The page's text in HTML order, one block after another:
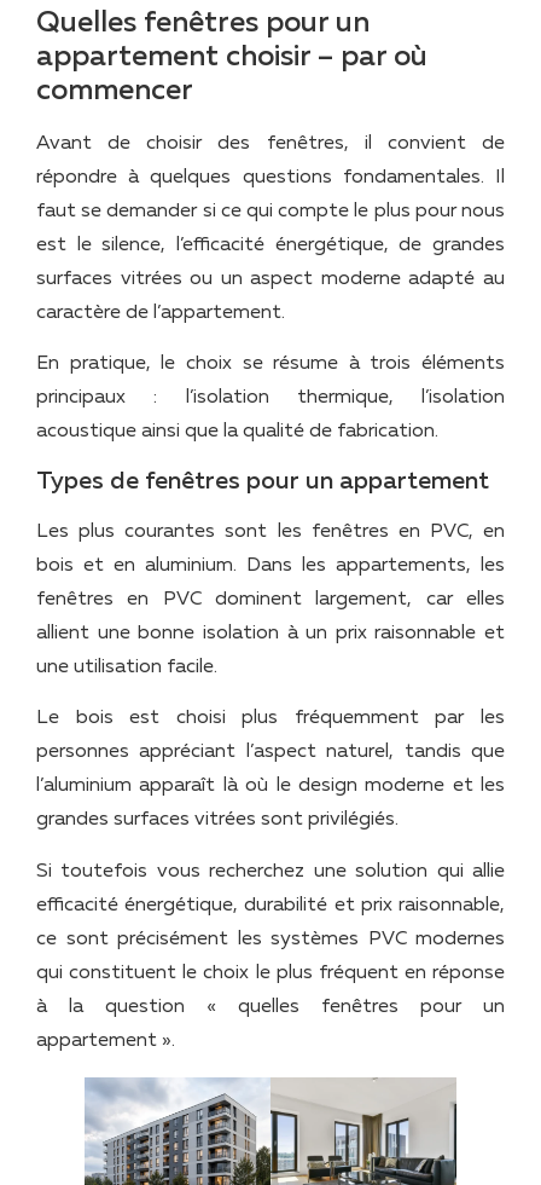
Quelles fenêtres pour un
appartement choisir – par où
commencer
Avant de choisir des fenêtres, il convient de
répondre à quelques questions fondamentales. Il
faut se demander si ce qui compte le plus pour nous
est le silence, l’efficacité énergétique, de grandes
surfaces vitrées ou un aspect moderne adapté au
caractère de l’appartement.
En pratique, le choix se résume à trois éléments
principaux : l’isolation thermique, l’isolation
acoustique ainsi que la qualité de fabrication.
Types de fenêtres pour un appartement
Les plus courantes sont les fenêtres en PVC, en
bois et en aluminium. Dans les appartements, les
fenêtres en PVC dominent largement, car elles
allient une bonne isolation à un prix raisonnable et
une utilisation facile.
Le bois est choisi plus fréquemment par les
personnes appréciant l’aspect naturel, tandis que
l’aluminium apparaît là où le design moderne et les
grandes surfaces vitrées sont privilégiés.
Si toutefois vous recherchez une solution qui allie
efficacité énergétique, durabilité et prix raisonnable,
ce sont précisément les systèmes PVC modernes
qui constituent le choix le plus fréquent en réponse
à la question « quelles fenêtres pour un
appartement ».